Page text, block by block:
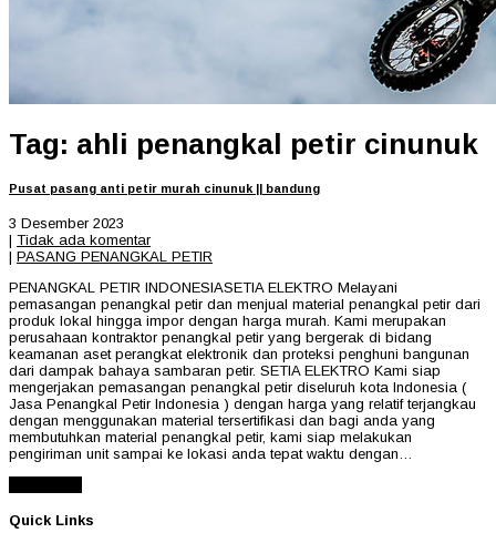
Tag: ahli penangkal petir cinunuk
Pusat pasang anti petir murah cinunuk || bandung
3 Desember 2023
| Tidak ada komentar
| PASANG PENANGKAL PETIR
PENANGKAL PETIR INDONESIASETIA ELEKTRO Melayani
pemasangan penangkal petir dan menjual material penangkal petir dari
produk lokal hingga impor dengan harga murah. Kami merupakan
perusahaan kontraktor penangkal petir yang bergerak di bidang
keamanan aset perangkat elektronik dan proteksi penghuni bangunan
dari dampak bahaya sambaran petir. SETIA ELEKTRO Kami siap
mengerjakan pemasangan penangkal petir diseluruh kota Indonesia (
Jasa Penangkal Petir Indonesia ) dengan harga yang relatif terjangkau
dengan menggunakan material tersertifikasi dan bagi anda yang
membutuhkan material penangkal petir, kami siap melakukan
pengiriman unit sampai ke lokasi anda tepat waktu dengan…
Quick Links